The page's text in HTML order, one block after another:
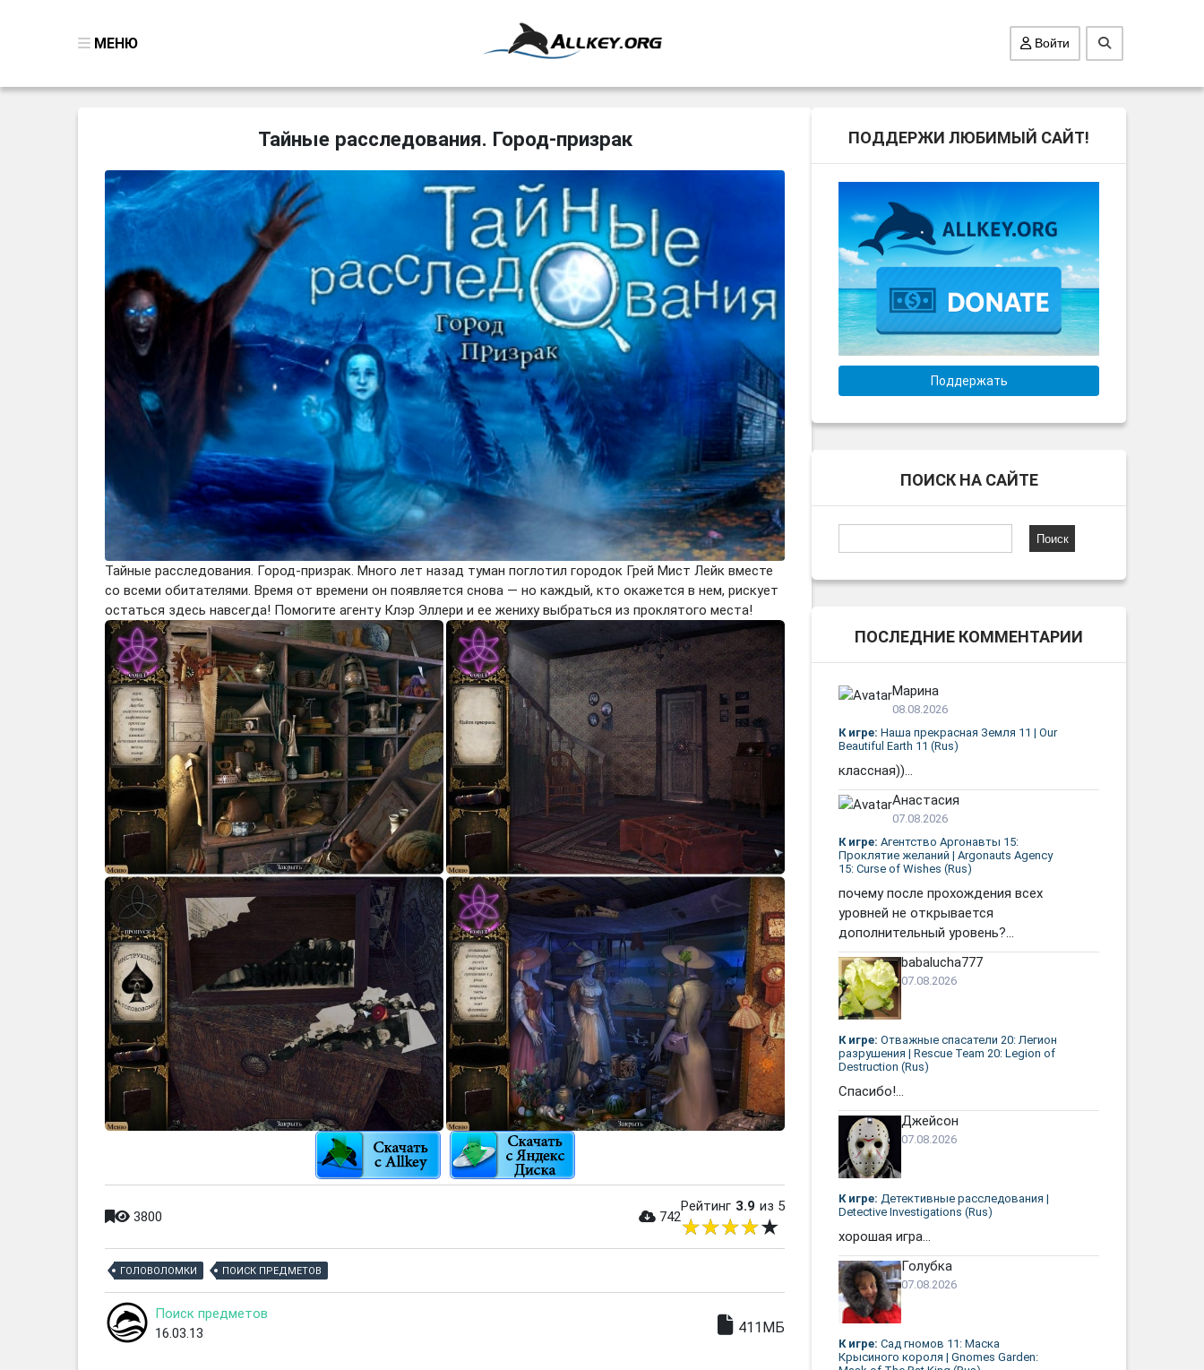
МЕНЮ
ГОЛОВОЛОМКИ
БИЗНЕС
ТРИ-В-РЯД
СТРАТЕГИИ
СТРЕЛЯЛКИ
КАК СКАЧАТЬ
НОВОСТИ
Войти
Тайные расследования. Город-призрак
Тайные расследования. Город-призрак. Много лет назад туман поглотил городок Грей Мист Лейк вместе
со всеми обитателями. Время от времени он появляется снова — но каждый, кто окажется в нем, рискует
остаться здесь навсегда! Помогите агенту Клэр Эллери и ее жениху выбраться из проклятого места!
3800 742
Рейтинг 3.9 из 5
ГОЛОВОЛОМКИ ПОИСК ПРЕДМЕТОВ
Поиск предметов
16.03.13
411МБ
ПОДДЕРЖИ ЛЮБИМЫЙ САЙТ!
Поддержать
ПОИСК НА САЙТЕ
ПОСЛЕДНИЕ КОММЕНТАРИИ
Марина
08.08.2026
К игре: Наша прекрасная Земля 11 | Our
Beautiful Earth 11 (Rus)
классная))...
Анастасия
07.08.2026
К игре: Агентство Аргонавты 15:
Проклятие желаний | Argonauts Agency
15: Curse of Wishes (Rus)
почему после прохождения всех
уровней не открывается
дополнительный уровень?...
babalucha777
07.08.2026
К игре: Отважные спасатели 20: Легион
разрушения | Rescue Team 20: Legion of
Destruction (Rus)
Спасибо!...
Джейсон
07.08.2026
К игре: Детективные расследования |
Detective Investigations (Rus)
хорошая игра...
Голубка
07.08.2026
К игре: Сад гномов 11: Маска
Крысиного короля | Gnomes Garden: